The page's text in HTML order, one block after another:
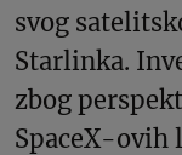
svog
Starlinka.
zbog
SpaceX-ovih